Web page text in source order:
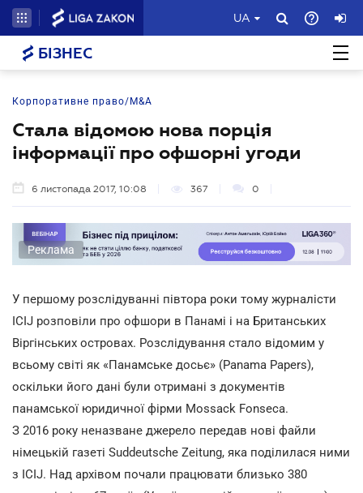
UA
БІЗНЕС
Корпоративне право/M&A
Стала відомою нова порція
інформації про офшорні угоди
6 листопада 2017, 10:08 367 0
Реклама
У першому розслідуванні півтора роки тому журналісти
ICIJ розповіли про офшори в Панамі і на Британських
Віргінських островах. Розслідування стало відомим у
всьому світі як «Панамське досьє» (Panama Papers),
оскільки його дані були отримані з документів
панамської юридичної фірми Mossack Fonseca.
З 2016 року неназване джерело передав нові файли
німецькій газеті Suddeutsche Zeitung, яка поділилася ними
з ICIJ. Над архівом почали працювати близько 380